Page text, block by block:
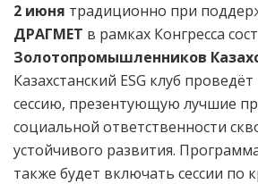
2 июня традиционно при
ДРАГМЕТ в рамках Конгресса
Золотопромышленников
Казахстанский ESG клуб
сессию, презентующую лучшие
социальной ответственности
устойчивого развития.
также будет включать сессии по